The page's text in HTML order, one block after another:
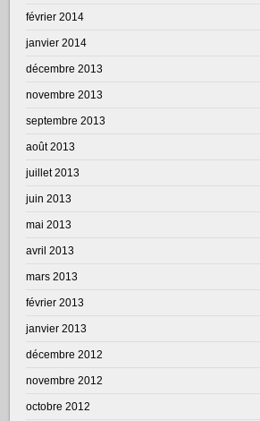
février 2014
janvier 2014
décembre 2013
novembre 2013
septembre 2013
août 2013
juillet 2013
juin 2013
mai 2013
avril 2013
mars 2013
février 2013
janvier 2013
décembre 2012
novembre 2012
octobre 2012